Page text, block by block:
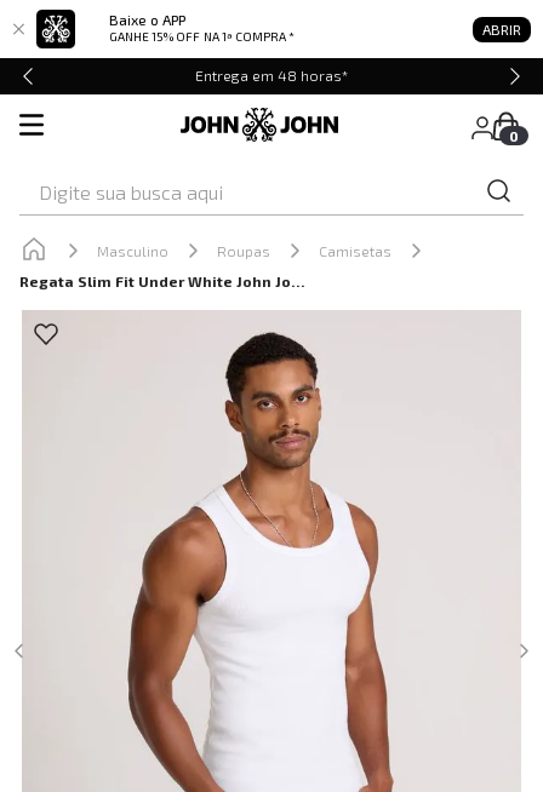
Baixe o APP
GANHE 15% OFF NA 1ª COMPRA * ABRIR
Entrega em 48 horas*
0
Masculino Roupas
Camisetas
Regata Slim Fit Under White John John Masculina